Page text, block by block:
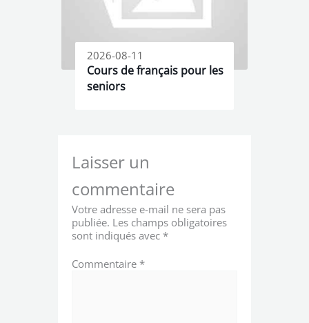
2026-08-11
Cours de français pour les
seniors
Laisser un
commentaire
Votre adresse e-mail ne sera pas
publiée. Les champs obligatoires
sont indiqués avec *
Commentaire *